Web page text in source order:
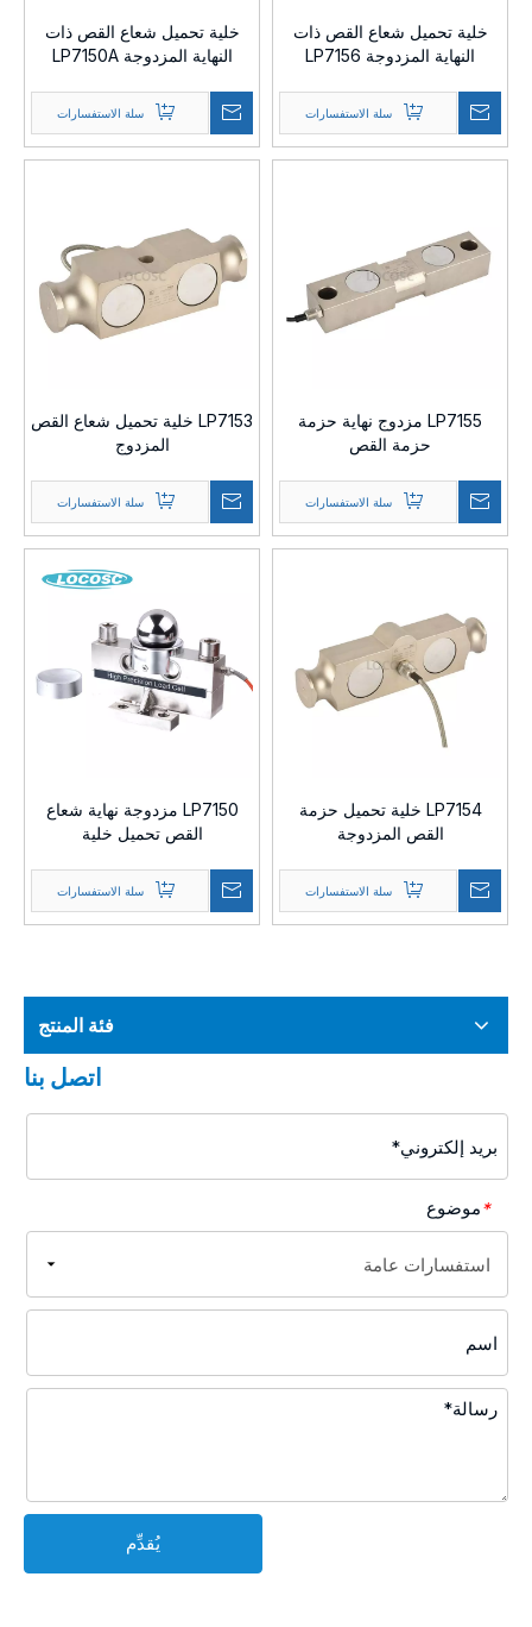
خلية تحميل شعاع القص ذات
النهاية المزدوجة LP7156
سلة الاستفسارات
خلية تحميل شعاع القص ذات
النهاية المزدوجة LP7150A
سلة الاستفسارات
LP7155 مزدوج نهاية حزمة
حزمة القص
سلة الاستفسارات
LP7153 خلية تحميل شعاع القص
المزدوج
سلة الاستفسارات
LP7154 خلية تحميل حزمة
القص المزدوجة
سلة الاستفسارات
LP7150 مزدوجة نهاية شعاع
القص تحميل خلية
سلة الاستفسارات
فئة المنتج
اتصل بنا
*موضوع
يُقدِّم